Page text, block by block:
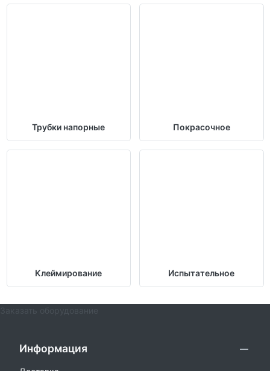
Трубки напорные Покрасочное
Клеймирование Испытательное
Информация